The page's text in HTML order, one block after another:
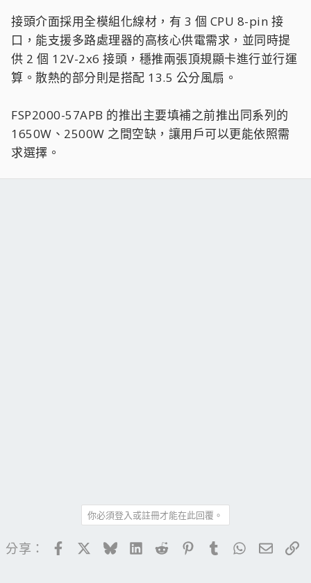
接頭介面採用全模組化線材，有 3 個 CPU 8-pin 接
口，能支援多路處理器的高核心供電需求，並同時提
供 2 個 12V-2x6 接頭，穩推兩張頂規顯卡進行並行運
算。散熱的部分則是搭配 13.5 公分風扇。
FSP2000-57APB 的推出主要填補之前推出同系列的
1650W、2500W 之間空缺，讓用戶可以更能依照需
求選擇。
你必須登入或註冊才能在此回覆。
分享： FacebookBlueskyLinkedIn
Reddit PinterestTumblrWhatsApp
電子